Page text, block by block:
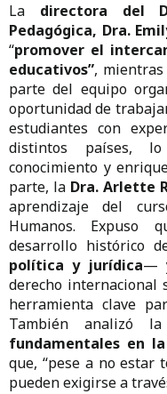
La directora del
Pedagógica, Dra.
“promover el
educativos”,
parte del equipo
oportunidad de
estudiantes con
distintos países,
conocimiento y
parte, la Dra. Arlette
aprendizaje del
Humanos. Expuso
desarrollo histórico
política y jurídica—
derecho internacional
herramienta clave
También analizó
fundamentales en
que, “pese a no estar
pueden exigirse a